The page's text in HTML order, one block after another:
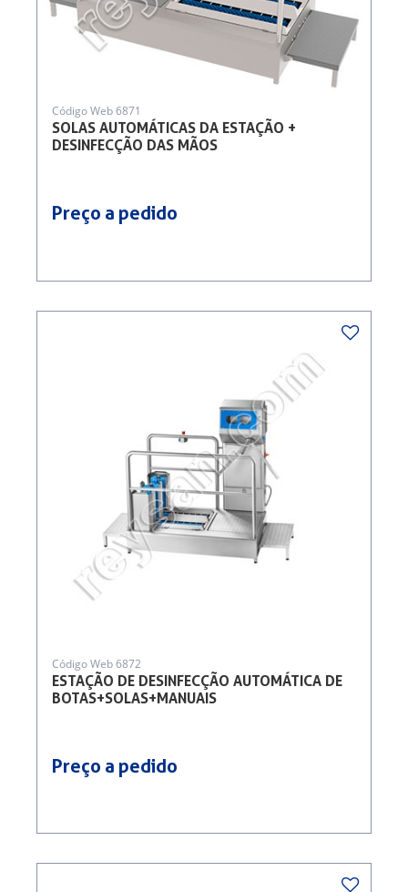
SOLAS AUTOMÁTICAS DA ESTAÇÃO +
DESINFECÇÃO DAS MÃOS
Código Web 6871
Preço a pedido
ESTAÇÃO DE DESINFECÇÃO AUTOMÁTICA DE
BOTAS+SOLAS+MANUAIS
Código Web 6872
Preço a pedido